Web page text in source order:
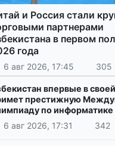
и Россия стали
партнерами
в первом
года
6 авг 2026, 17:45 305
впервые в
престижную
по информатике
6 авг 2026, 17:31
342